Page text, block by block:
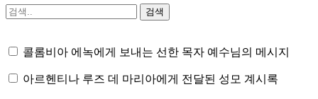
콜롬비아 에녹에게 보내는 선한 목자 예수님의 메시지
아르헨티나 루즈 데 마리아에게 전달된 성모 계시록